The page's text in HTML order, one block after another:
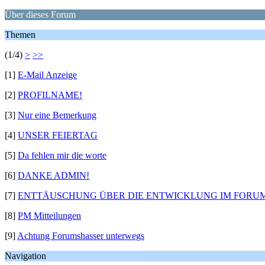
Über dieses Forum
Themen
(1/4) > >>
[1] E-Mail Anzeige
[2] PROFILNAME!
[3] Nur eine Bemerkung
[4] UNSER FEIERTAG
[5] Da fehlen mir die worte
[6] DANKE ADMIN!
[7] ENTTÄUSCHUNG ÜBER DIE ENTWICKLUNG IM
[8] PM Mitteilungen
[9] Achtung Forumshasser unterwegs
Navigation